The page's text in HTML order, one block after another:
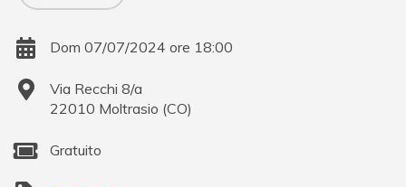
Dom 07/07/2024 ore 18:00
Via Recchi 8/a
22010 Moltrasio (CO)
Gratuito